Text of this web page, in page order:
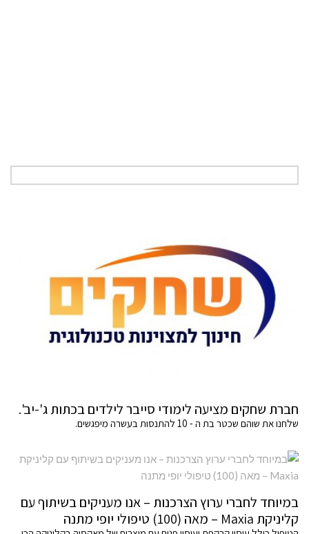
חברת שחקים מציעה לימודי סייבר לילדים בכתות ג'-יב'.
שלחנו את שוהם שכטר בת ה - 10 להתנסות בעשרה מיפגשים.
במיוחד לחברי ערוץ הצרכנות – אנו מעניקים בשיתוף עם
קליניקת Maxia – מאה (100) טיפולי יופי מתנה